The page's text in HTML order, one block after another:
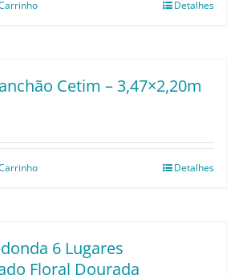
Detalhes
Cetim – 3,47×2,20m
Detalhes
6 Lugares
Floral Dourada